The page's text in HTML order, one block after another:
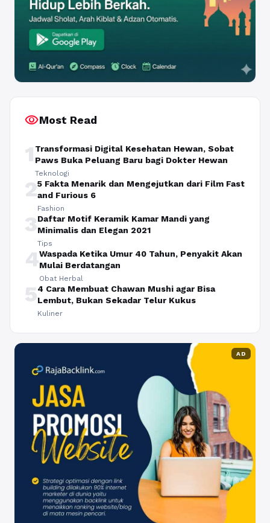
visibilityMost Read
1 Transformasi Digital Kesehatan Hewan, Sobat
Paws Buka Peluang Baru bagi Dokter Hewan
Teknologi
25 Fakta Menarik dan Mengejutkan dari Film Fast
and Furious 6
Fashion
3Daftar Motif Keramik Kamar Mandi yang
Minimalis dan Elegan 2021
Tips
4Waspada Ketika Umur 40 Tahun, Penyakit Akan
Mulai Berdatangan
Obat Herbal
54 Cara Membuat Chawan Mushi agar Bisa
Lembut, Bukan Sekadar Telur Kukus
Kuliner
AD